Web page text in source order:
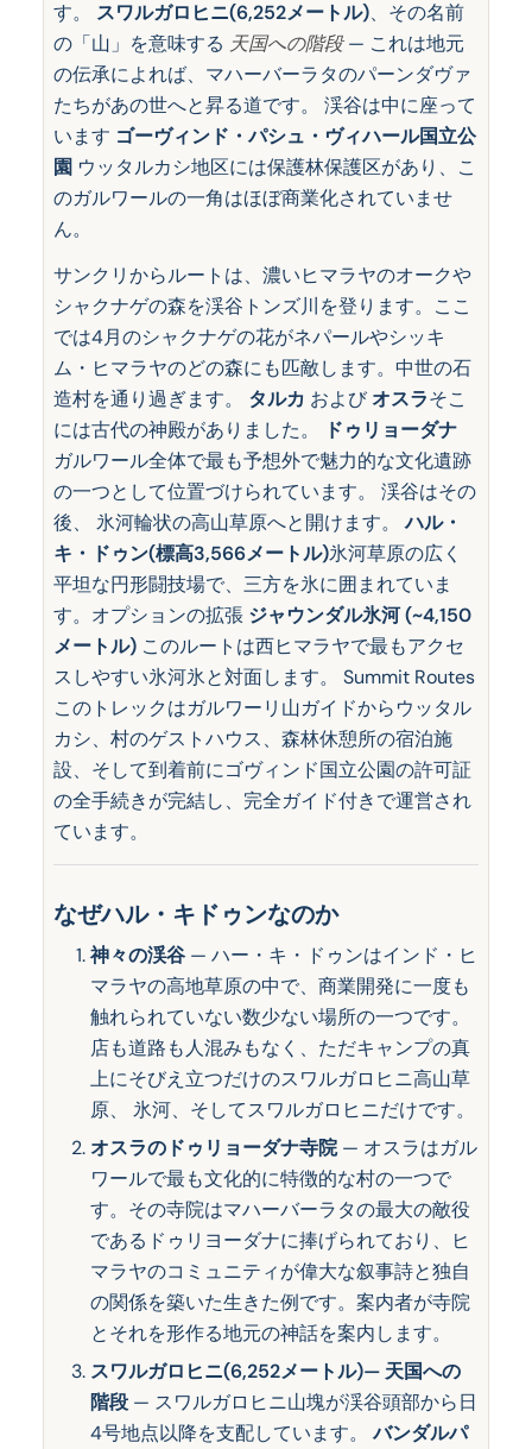
す。 スワルガロヒニ(6,252メートル)、その名前
の「山」を意味する 天国への階段— これは地元
の伝承によれば、マハーバーラタのパーンダヴァ
たちがあの世へと昇る道です。 渓谷は中に座って
います ゴーヴィンド・パシュ・ヴィハール国立公
園ウッタルカシ地区には保護林保護区があり、こ
のガルワールの一角はほぼ商業化されていませ
ん。
サンクリからルートは、濃いヒマラヤのオークや
シャクナゲの森を渓谷トンズ川を登ります。ここ
では4月のシャクナゲの花がネパールやシッキ
ム・ヒマラヤのどの森にも匹敵します。中世の石
造村を通り過ぎます。 タルカ およびオスラそこ
には古代の神殿がありました。
ドゥリョーダナ
ガルワール全体で最も予想外で魅力的な文化遺跡
の一つとして位置づけられています。 渓谷はその
後、 氷河輪状の高山草原へと開けます。ハル・
キ・ドゥン(標高3,566メートル)氷河草原の広く
平坦な円形闘技場で、三方を氷に囲まれていま
す。オプションの拡張 ジャウンダル氷河 (~4,150
メートル)このルートは西ヒマラヤで最もアクセ
スしやすい氷河氷と対面します。 Summit Routes
このトレックはガルワーリ山ガイドからウッタル
カシ、村のゲストハウス、森林休憩所の宿泊施
設、そして到着前にゴヴィンド国立公園の許可証
の全手続きが完結し、完全ガイド付きで運営され
ています。
なぜハル・キドゥンなのか
神々の渓谷— ハー・キ・ドゥンはインド・ヒ
マラヤの高地草原の中で、商業開発に一度も
触れられていない数少ない場所の一つです。
店も道路も人混みもなく、ただキャンプの真
上にそびえ立つだけのスワルガロヒニ高山草
原、 氷河、そしてスワルガロヒニだけです。
オスラのドゥリョーダナ寺院— オスラはガル
ワールで最も文化的に特徴的な村の一つで
す。その寺院はマハーバーラタの最大の敵役
であるドゥリヨーダナに捧げられており、ヒ
マラヤのコミュニティが偉大な叙事詩と独自
の関係を築いた生きた例です。案内者が寺院
とそれを形作る地元の神話を案内します。
スワルガロヒニ(6,252メートル)— 天国への
階段— スワルガロヒニ山塊が渓谷頭部から日
4号地点以降を支配しています。バンダルパ